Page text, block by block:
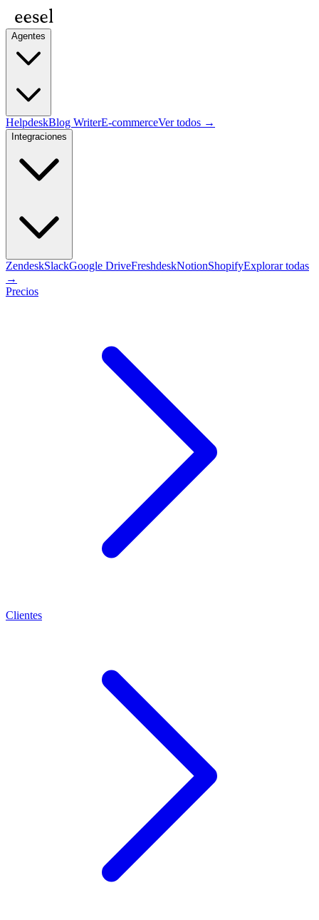
Agentes
HelpdeskBlog WriterE-commerceVer todos →
Integraciones
ZendeskSlackGoogle DriveFreshdeskNotionShopifyExplorar todas
→
Precios
Clientes